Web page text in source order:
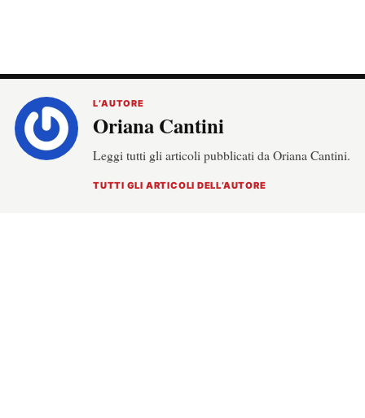
L’AUTORE
Oriana Cantini
Leggi tutti gli articoli pubblicati da Oriana Cantini.
TUTTI GLI ARTICOLI DELL’AUTORE